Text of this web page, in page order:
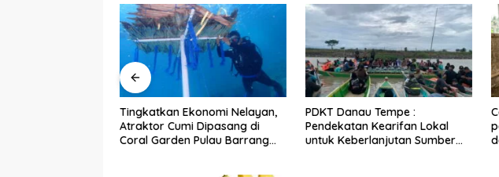
PDKT Danau Tempe :
Pendekatan Kearifan Lokal
untuk Keberlanjutan Sumber
Cara Mengatasi Penyakit PMK
pada Sapi Perah Secara Alami
dan Medis